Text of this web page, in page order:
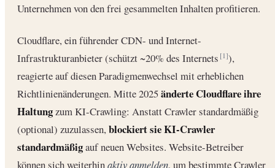
Unternehmen von den frei gesammelten Inhalten profitieren.
Cloudflare, ein führender CDN- und Internet-
Infrastrukturanbieter (schützt ~20% des Internets[1]),
reagierte auf diesen Paradigmenwechsel mit erheblichen
Richtlinienänderungen. Mitte 2025änderte Cloudflare ihre
Haltungzum KI-Crawling: Anstatt Crawler standardmäßig
(optional) zuzulassen,blockiert sie KI-Crawler
standardmäßigauf neuen Websites. Website-Betreiber
können sich weiterhinaktiv anmelden, um bestimmte Crawler